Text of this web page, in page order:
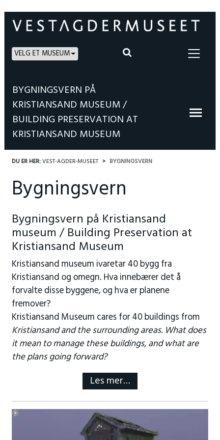
VELG ET MUSEUM
BYGNINGSVERN PÅ
KRISTIANSAND MUSEUM /
BUILDING PRESERVATION AT
KRISTIANSAND MUSEUM
DU ER HER:VEST-AGDER-MUSEET BYGNINGSVERN
Bygningsvern
Bygningsvern på Kristiansand
museum / Building Preservation at
Kristiansand Museum
Kristiansand museum ivaretar 40 bygg fra
Kristiansand og omegn. Hva innebærer det å
forvalte disse byggene, og hva er planene
fremover?
Kristiansand Museum cares for 40 buildings from
Kristiansand and the surrounding areas. What does
it mean to manage these buildings, and what are
the plans going forward?
Les mer…